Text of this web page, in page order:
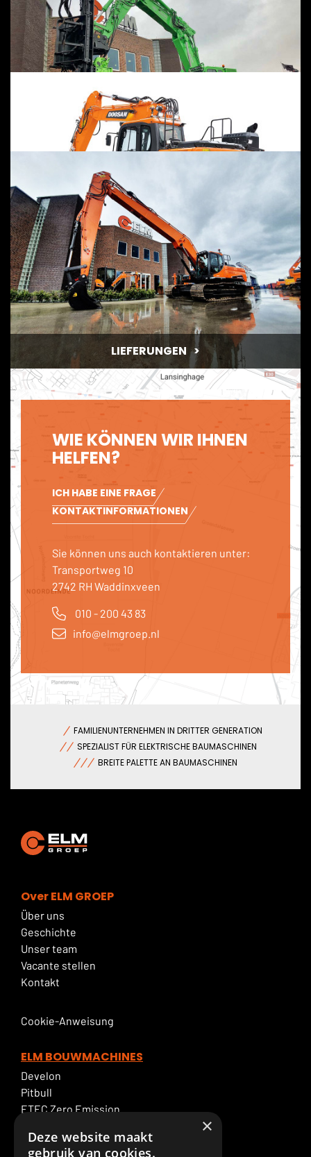
ELEKTRISCH
MASSANFERTIGUNG
MIETEN
LIEFERUNGEN
WIE KÖNNEN WIR IHNEN
HELFEN?
ICH HABE EINE FRAGE
KONTAKTINFORMATIONEN
Sie können uns auch kontaktieren unter:
Transportweg 10
2742 RH Waddinxveen
010 - 200 43 83
info@elmgroep.nl
FAMILIENUNTERNEHMEN IN DRITTER GENERATION
SPEZIALIST FÜR ELEKTRISCHE BAUMASCHINEN
BREITE PALETTE AN BAUMASCHINEN
Over ELM GROEP
Über uns
Geschichte
Unser team
Vacante stellen
Kontakt
Cookie-Anweisung
ELM BOUWMACHINES
Develon
Pitbull
ETEC Zero Emission
ELM Service
×
Deze website maakt
gebruik van cookies.